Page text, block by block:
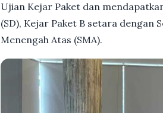
Ujian Kejar Paket dan
(SD), Kejar Paket B setara dengan
Menengah Atas (SMA).